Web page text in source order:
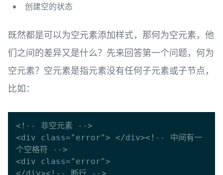
创建空的状态
既然都是可以为空元素添加样式，那何为空元素，他
们之间的差异又是什么？先来回答第一个问题，何为
空元素？空元素是指元素没有任何子元素或子节点，
比如： ​
<!-- 非空元素 -->
<div class="error"> </div><!-- 中间有一
个空格符 -->
<div class="error">